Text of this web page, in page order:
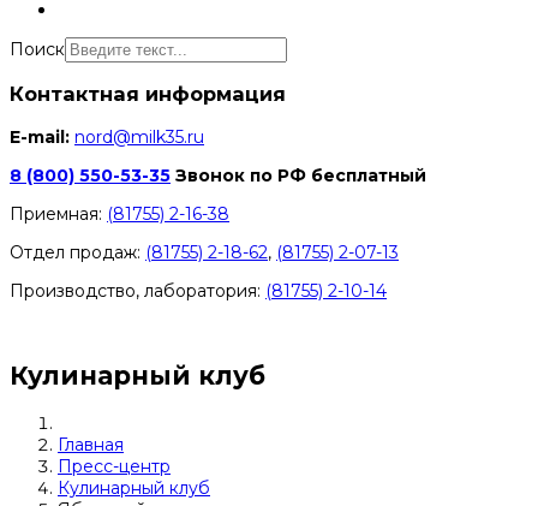
Поиск
Контактная информация
E-mail: nord@milk35.ru
8 (800) 550-53-35 Звонок по РФ бесплатный
Приемная: (81755) 2-16-38
Отдел продаж: (81755) 2-18-62, (81755) 2-07-13
Производство, лаборатория: (81755) 2-10-14
Кулинарный клуб
Главная
Пресс-центр
Кулинарный клуб